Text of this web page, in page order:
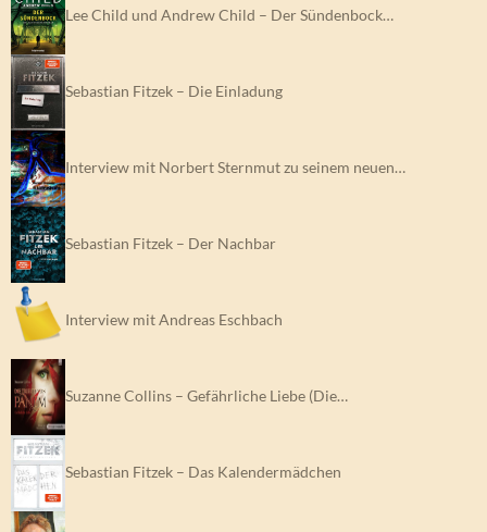
Lee Child und Andrew Child – Der Sündenbock…
Sebastian Fitzek – Die Einladung
Interview mit Norbert Sternmut zu seinem neuen…
Sebastian Fitzek – Der Nachbar
Interview mit Andreas Eschbach
Suzanne Collins – Gefährliche Liebe (Die…
Sebastian Fitzek – Das Kalendermädchen